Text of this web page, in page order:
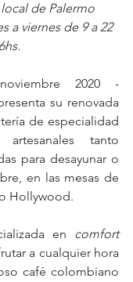
de Palermo
a viernes de 9 a 22
2020 -
su renovada
de especialidad
artesanales tanto
para desayunar o
en las mesas de
Hollywood.
en comfort
a cualquier hora
café colombiano